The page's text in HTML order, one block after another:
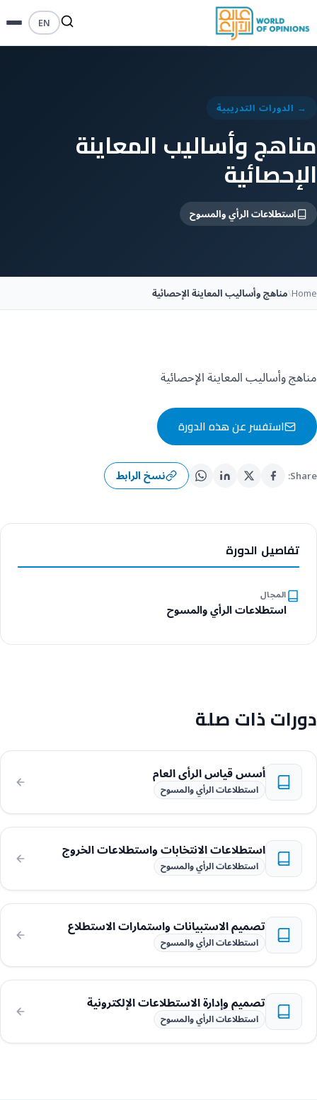
EN
→ الدورات التدريبية
مناهج وأساليب المعاينة
الإحصائية
استطلاعات الرأي والمسوح
Home
\مناهج وأساليب المعاينة الإحصائية
مناهج وأساليب المعاينة الإحصائية
استفسر عن هذه الدورة
Share: نسخ الرابط
تفاصيل الدورة
المجال
استطلاعات الرأي والمسوح
دورات ذات صلة
أسس قياس الرأي العام
استطلاعات الرأي والمسوح
استطلاعات الانتخابات واستطلاعات الخروج
استطلاعات الرأي والمسوح
تصميم الاستبيانات واستمارات الاستطلاع
استطلاعات الرأي والمسوح
تصميم وإدارة الاستطلاعات الإلكترونية
استطلاعات الرأي والمسوح